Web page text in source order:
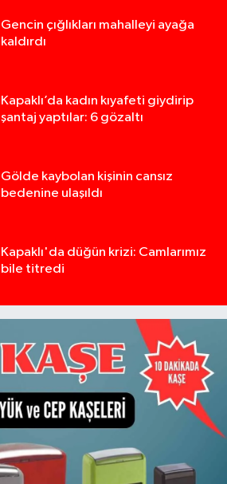
Gencin çığlıkları mahalleyi ayağa
kaldırdı
Kapaklı’da kadın kıyafeti giydirip
şantaj yaptılar: 6 gözaltı
Gölde kaybolan kişinin cansız
bedenine ulaşıldı
Kapaklı'da düğün krizi: Camlarımız
bile titredi